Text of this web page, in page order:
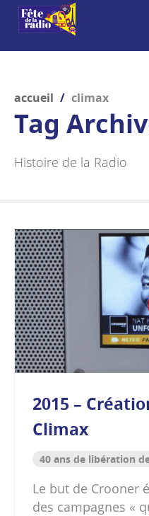
accueil / climax
Tag
Histoire de la Radio
2015 –
Climax
40 ans de libération
Le but de Crooner
des campagnes «